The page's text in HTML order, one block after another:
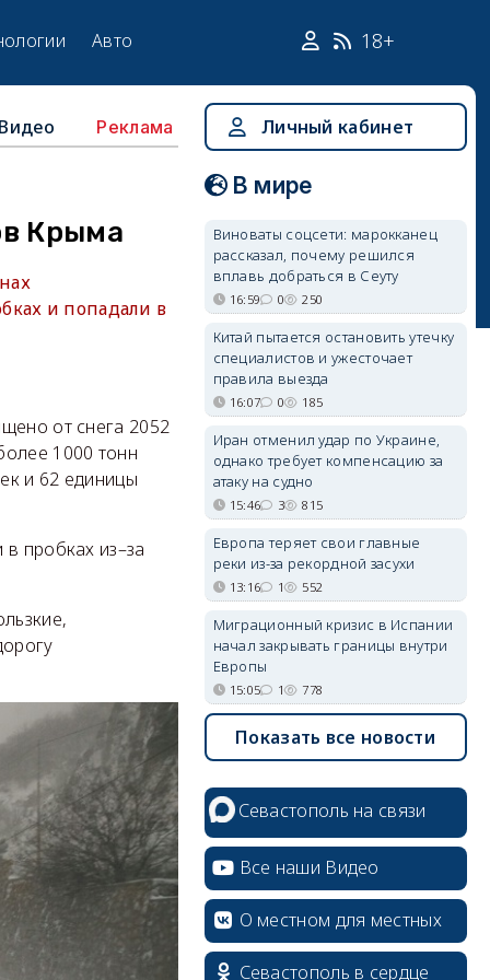
Авто 18+
Видео Реклама
Крыма
и попадали в
от снега 2052
1000 тонн
и 62 единицы
пробках из–за
Личный кабинет
В мире
Виноваты соцсети: марокканец
рассказал, почему решился
вплавь добраться в Сеуту
16:59 0 250
Китай пытается остановить утечку
специалистов и ужесточает
правила выезда
16:07 0 185
Иран отменил удар по Украине,
однако требует компенсацию за
атаку на судно
15:46 3 815
Европа теряет свои главные
реки из-за рекордной засухи
13:16 1 552
Миграционный кризис в Испании
начал закрывать границы внутри
Европы
15:05 1 778
Показать все новости
Севастополь на связи
Все наши Видео
О местном для местных
Севастополь в сердце